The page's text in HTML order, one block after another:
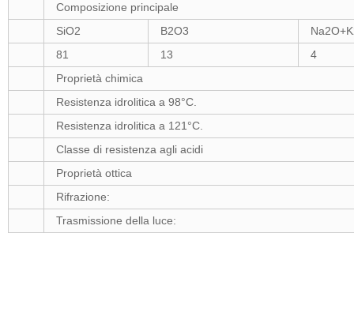
Composizione principale
SiO2
B2O3
81
13
4
Proprietà chimica
Resistenza idrolitica a 98°C.
Resistenza idrolitica a 121°C.
Classe di resistenza agli acidi
Proprietà ottica
Rifrazione:
Trasmissione della luce: